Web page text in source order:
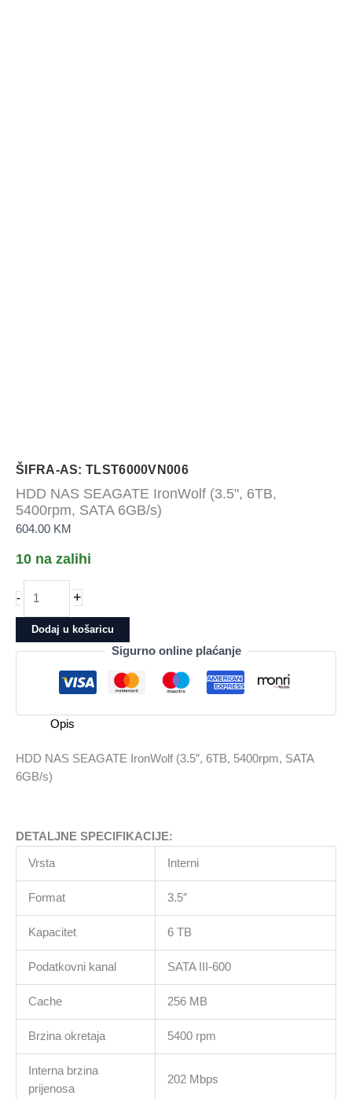
ŠIFRA-AS: TLST6000VN006
HDD NAS SEAGATE IronWolf (3.5", 6TB,
5400rpm, SATA 6GB/s)
604.00 KM
10 na zalihi
-
NAS
SEAGATE
IronWolf
5400rpm,
SATA
količina
+
Dodaj u košaricu
Sigurno online plaćanje
Opis
HDD NAS SEAGATE IronWolf (3.5″, 6TB, 5400rpm, SATA
6GB/s)
DETALJNE SPECIFIKACIJE:
Vrsta Interni
Format 3.5″
Kapacitet 6 TB
Podatkovni kanal SATA III-600
Cache 256 MB
Brzina okretaja 5400 rpm
Interna brzina
prijenosa
202 Mbps